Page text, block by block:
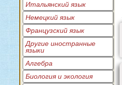
Итальянский язык
Немецкий язык
Французский язык
Другие иностранные
языки
Алгебра
Биология и экология